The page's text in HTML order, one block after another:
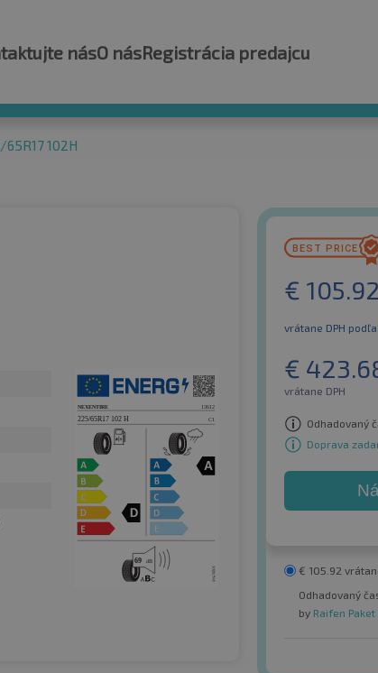
násO násRegistrácia predajcu
65R17 102H
€ 105.92
vrátane DPH podľa
€
vrátane DPH
Odhadovaný
Doprava
€ 105.92
Odhadovaný
by Raifen Paket